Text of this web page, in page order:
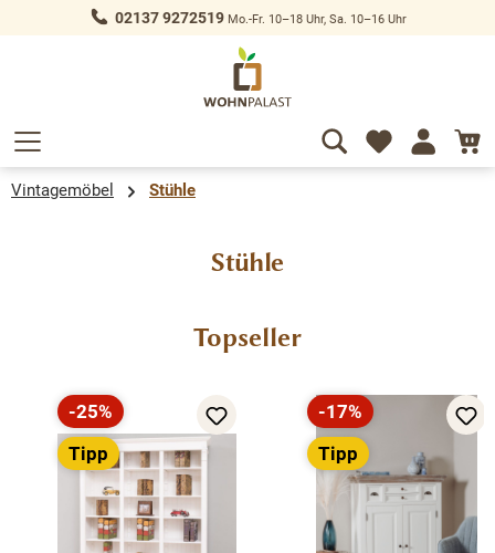
springen 02137 9272519Mo.-Fr. 10–18 Uhr, Sa. 10–16 Uhr
Vintagemöbel Stühle
Stühle
Produktgalerie überspringen
Topseller
Rabatt
-25%
Tipp
Rabatt
-17%
Tipp